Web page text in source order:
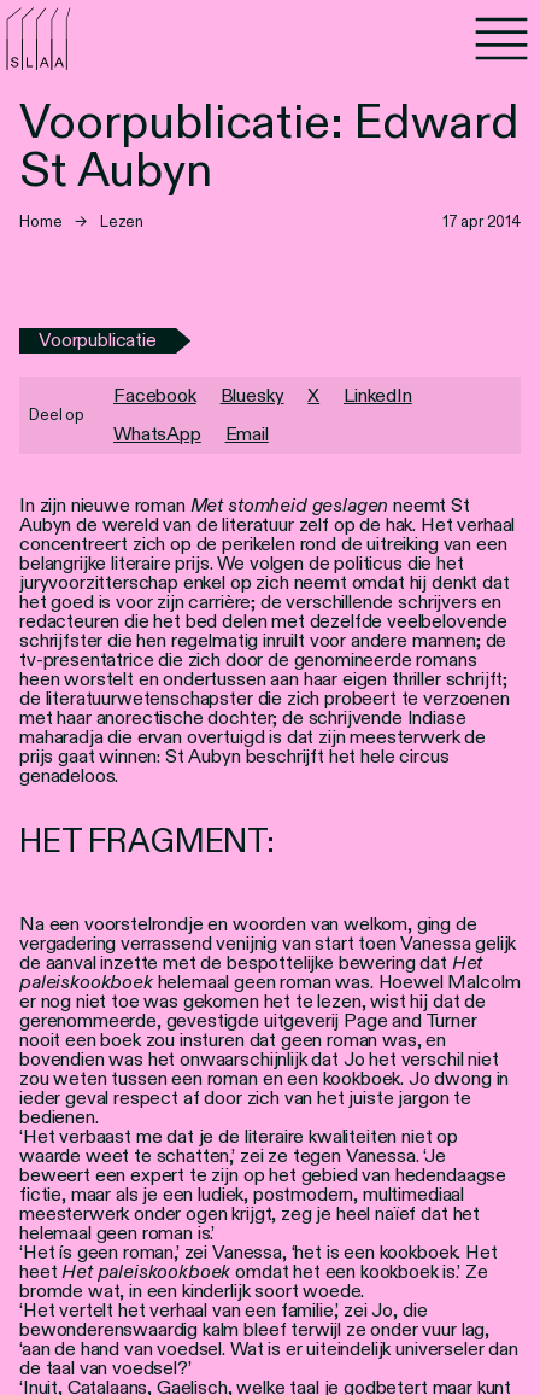
Voorpublicatie: Edward
St Aubyn
Home → Lezen 17 apr 2014
In zijn nieuwe roman Met stomheid geslagen neemt St
Aubyn de wereld van de literatuur zelf op de hak. Het verhaal
concentreert zich op de perikelen rond de uitreiking van een
belangrijke literaire prijs. We volgen de politicus die het
juryvoorzitterschap enkel op zich neemt omdat hij denkt dat
het goed is voor zijn carrière; de verschillende schrijvers en
redacteuren die het bed delen met dezelfde veelbelovende
schrijfster die hen regelmatig inruilt voor andere mannen; de
tv-presentatrice die zich door de genomineerde romans
heen worstelt en ondertussen aan haar eigen thriller schrijft;
de literatuurwetenschapster die zich probeert te verzoenen
met haar anorectische dochter; de schrijvende Indiase
maharadja die ervan overtuigd is dat zijn meesterwerk de
prijs gaat winnen: St Aubyn beschrijft het hele circus
genadeloos.
HET FRAGMENT:
Na een voorstelrondje en woorden van welkom, ging de
vergadering verrassend venijnig van start toen Vanessa gelijk
de aanval inzette met de bespottelijke bewering dat Het
paleiskookboekhelemaal geen roman was. Hoewel Malcolm
er nog niet toe was gekomen het te lezen, wist hij dat de
gerenommeerde, gevestigde uitgeverij Page and Turner
nooit een boek zou insturen dat geen roman was, en
bovendien was het onwaarschijnlijk dat Jo het verschil niet
zou weten tussen een roman en een kookboek. Jo dwong in
ieder geval respect af door zich van het juiste jargon te
bedienen.
‘Het verbaast me dat je de literaire kwaliteiten niet op
waarde weet te schatten,’ zei ze tegen Vanessa. ‘Je
beweert een expert te zijn op het gebied van hedendaagse
fictie, maar als je een ludiek, postmodern, multimediaal
meesterwerk onder ogen krijgt, zeg je heel naïef dat het
helemaal geen roman is.’
‘Het ís geen roman,’ zei Vanessa, ‘het is een kookboek. Het
heet Het paleiskookboek omdat het een kookboek is.’ Ze
bromde wat, in een kinderlijk soort woede.
‘Het vertelt het verhaal van een familie,’ zei Jo, die
bewonderenswaardig kalm bleef terwijl ze onder vuur lag,
‘aan de hand van voedsel. Wat is er uiteindelijk universeler dan
de taal van voedsel?’
‘Inuit, Catalaans, Gaelisch, welke taal je godbetert maar kunt
Voorpublicatie
Deel op
Facebook Bluesky X
LinkedIn
WhatsApp
Email
Agenda
Programma's
Lezen
Nieuwsbrief
Over SLAA
Vacatures
Locaties
Personen
Toegankelijkheid
Stadsdichter